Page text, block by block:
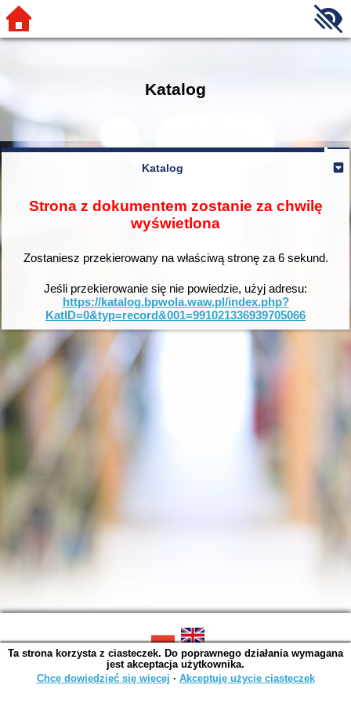
Katalog
Katalog
Strona z dokumentem zostanie za chwilę
wyświetlona
Zostaniesz przekierowany na właściwą stronę za 6sekund.
Jeśli przekierowanie się nie powiedzie, użyj adresu:
https://katalog.bpwola.waw.pl/index.php?
KatID=0&typ=record&001=991021336939705066
SOWA OPAC v. 6.11.10 (2026-07-24)
Wygenerowano w 0,0032 s.
Ta strona korzysta z ciasteczek. Do poprawnego działania wymagana
jest akceptacja użytkownika.
Chcę dowiedzieć się więcej ∙ Akceptuję użycie ciasteczek